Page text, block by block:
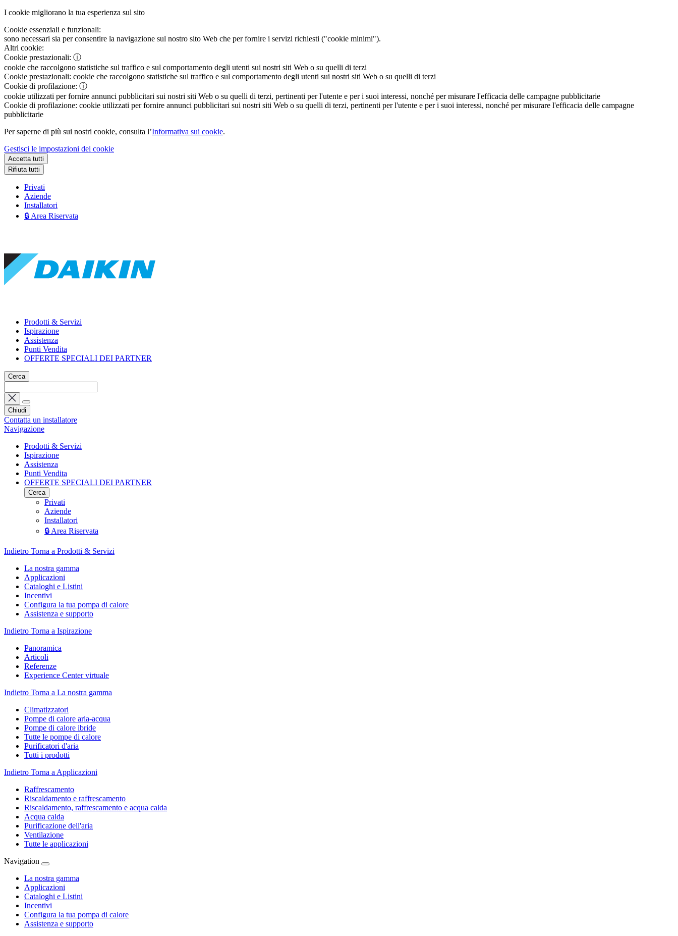
I cookie migliorano la tua esperienza sul sito
Cookie essenziali e funzionali:
sono necessari sia per consentire la navigazione sul nostro sito Web che per fornire i servizi richiesti ("cookie minimi").
Altri cookie:
Cookie prestazionali: ⓘ
cookie che raccolgono statistiche sul traffico e sul comportamento degli utenti sui nostri siti Web o su quelli di terzi
Cookie prestazionali: cookie che raccolgono statistiche sul traffico e sul comportamento degli utenti sui nostri siti Web o su quelli di terzi
Cookie di profilazione: ⓘ
cookie utilizzati per fornire annunci pubblicitari sui nostri siti Web o su quelli di terzi, pertinenti per l'utente e per i suoi interessi, nonché per misurare l'efficacia delle campagne pubblicitarie
Cookie di profilazione: cookie utilizzati per fornire annunci pubblicitari sui nostri siti Web o su quelli di terzi, pertinenti per l'utente e per i suoi interessi, nonché per misurare l'efficacia delle campagne
pubblicitarie
Per saperne di più sui nostri cookie, consulta l’Informativa sui cookie.
Gestisci le impostazioni dei cookie
Accetta tutti
Rifiuta tutti
Privati
Aziende
Installatori
🔒 Area Riservata
Prodotti & Servizi
Ispirazione
Assistenza
Punti Vendita
OFFERTE SPECIALI DEI PARTNER
Cerca
Chiudi
Contatta un installatore
Navigazione
Prodotti & Servizi
Ispirazione
Assistenza
Punti Vendita
OFFERTE SPECIALI DEI PARTNER
Cerca
Privati
Aziende
Installatori
🔒 Area Riservata
Indietro Torna a Prodotti & Servizi
La nostra gamma
Applicazioni
Cataloghi e Listini
Incentivi
Configura la tua pompa di calore
Assistenza e supporto
Indietro Torna a Ispirazione
Panoramica
Articoli
Referenze
Experience Center virtuale
Indietro Torna a La nostra gamma
Climatizzatori
Pompe di calore aria-acqua
Pompe di calore ibride
Tutte le pompe di calore
Purificatori d'aria
Tutti i prodotti
Indietro Torna a Applicazioni
Raffrescamento
Riscaldamento e raffrescamento
Riscaldamento, raffrescamento e acqua calda
Acqua calda
Purificazione dell'aria
Ventilazione
Tutte le applicazioni
Navigation
La nostra gamma
Applicazioni
Cataloghi e Listini
Incentivi
Configura la tua pompa di calore
Assistenza e supporto